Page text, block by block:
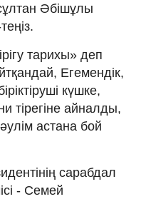
Әбішұлы
тарихы» деп
Егемендік,
күшке,
тірегіне айналды,
астана бой
сарабдал
- Семей